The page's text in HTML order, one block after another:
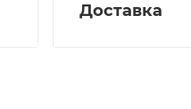
Доставка